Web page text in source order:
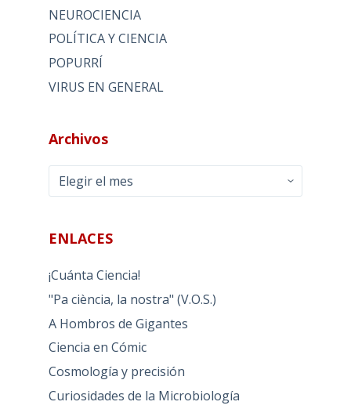
NEUROCIENCIA
POLÍTICA Y CIENCIA
POPURRÍ
VIRUS EN GENERAL
Archivos
Archivos
ENLACES
¡Cuánta Ciencia!
"Pa ciència, la nostra" (V.O.S.)
A Hombros de Gigantes
Ciencia en Cómic
Cosmología y precisión
Curiosidades de la Microbiología